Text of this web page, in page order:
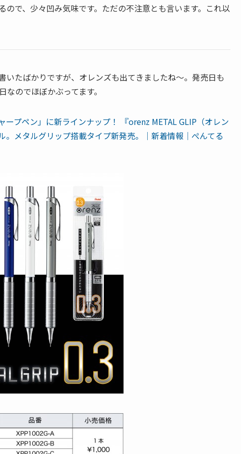
で、少々凹み気味です。ただの不注意とも言います。これ以
たばかりですが、オレンズも出てきましたね〜。発売日も
のでほぼかぶってます。
ープペン」に新ラインナップ！ 『orenz METAL GLIP（オレン
メタルグリップ搭載タイプ新発売。｜新着情報｜ぺんてる